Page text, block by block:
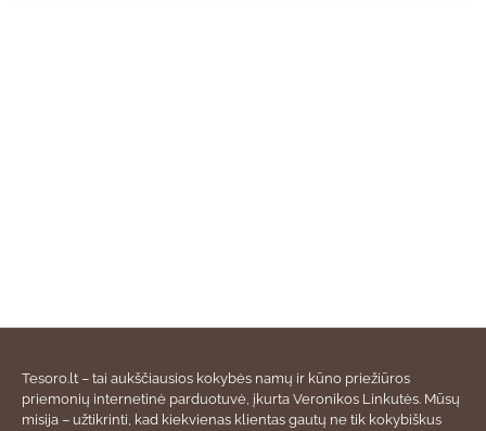
Tesoro.lt – tai aukščiausios kokybės namų ir kūno priežiūros
priemonių internetinė parduotuvė, įkurta Veronikos Linkutės. Mūsų
misija – užtikrinti, kad kiekvienas klientas gautų ne tik kokybiškus